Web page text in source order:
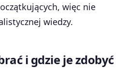
więc nie
wiedzy.
i gdzie je zdobyć